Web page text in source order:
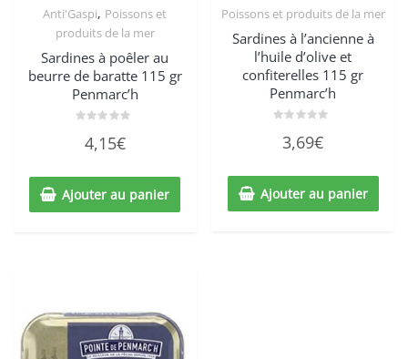
Anti'Gaspi, Poissons et
produits de la mer
Sardines à poêler au
beurre de baratte 115 gr
Penmarc’h
sur
4,15€
Ajouter au panier
Poissons et produits de la mer
Sardines à l’ancienne à
l’huile d’olive et
confiterelles 115 gr
Penmarc’h
sur
3,69€
Ajouter au panier